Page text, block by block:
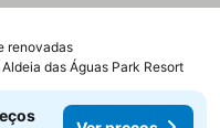
renovadas
das Águas Park Resort